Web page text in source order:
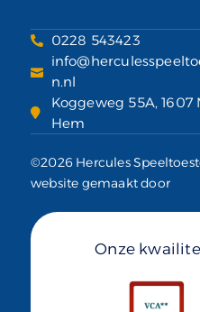
0228 543423
n.nl
Koggeweg 55A, 1607
Hem
©2026 Hercules
website gemaakt door
Onze